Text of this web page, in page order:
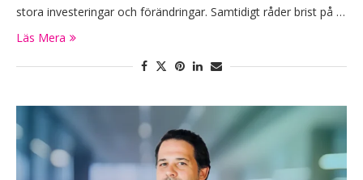
stora investeringar och förändringar. Samtidigt råder brist på …
Läs Mera